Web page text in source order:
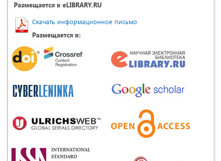
Размещается в eLIBRARY.RU
Скачать информационное письмо
Размещается в: